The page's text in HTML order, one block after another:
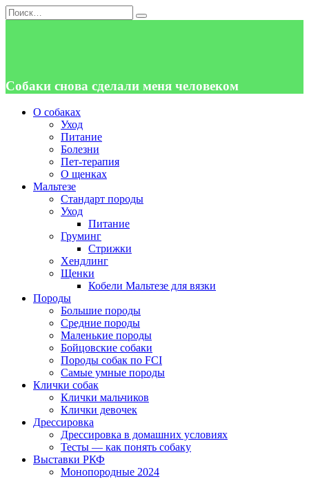
Перейти
к
Search
for:
Собаки снова сделали меня человеком
О собаках
Уход
Питание
Болезни
Пет-терапия
О щенках
Мальтезе
Стандарт породы
Уход
Питание
Груминг
Стрижки
Хендлинг
Щенки
Кобели Мальтезе для вязки
Породы
Большие породы
Средние породы
Маленькие породы
Бойцовские собаки
Породы собак по FCI
Самые умные породы
Клички собак
Клички мальчиков
Клички девочек
Дрессировка
Дрессировка в домашних условиях
Тесты — как понять собаку
Выставки РКФ
Монопородные 2024